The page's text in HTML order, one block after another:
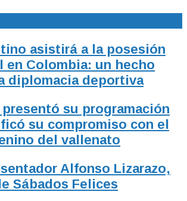
asistirá a la posesión
en Colombia: un hecho
diplomacia deportiva
presentó su programación
su compromiso con el
del vallenato
Alfonso Lizarazo,
Sábados Felices